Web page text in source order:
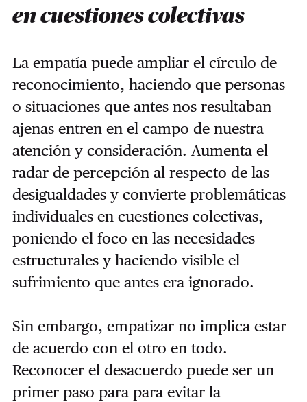
en cuestiones colectivas
La empatía puede ampliar el círculo de
reconocimiento, haciendo que personas
o situaciones que antes nos resultaban
ajenas entren en el campo de nuestra
atención y consideración. Aumenta el
radar de percepción al respecto de las
desigualdades y convierte problemáticas
individuales en cuestiones colectivas,
poniendo el foco en las necesidades
estructurales y haciendo visible el
sufrimiento que antes era ignorado.
Sin embargo, empatizar no implica estar
de acuerdo con el otro en todo.
Reconocer el desacuerdo puede ser un
primer paso para para evitar la